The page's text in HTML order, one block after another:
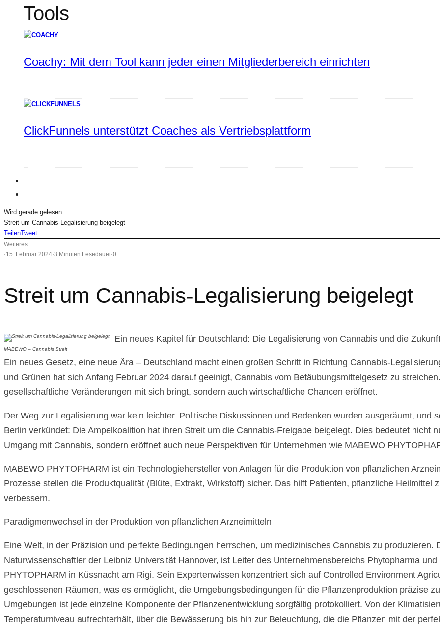
Tools
Coachy: Mit dem Tool kann jeder einen Mitgliederbereich einrichten
ClickFunnels unterstützt Coaches als Vertriebsplattform
Wird gerade gelesen
Streit um Cannabis-Legalisierung beigelegt
TeilenTweet
Weiteres
·15. Februar 2024·3 Minuten Lesedauer·0
Streit um Cannabis-Legalisierung beigelegt
MABEWO – Cannabis Streit
Ein neues Kapitel für Deutschland: Die Legalisierung von Cannabis und die
Ein neues Gesetz, eine neue Ära – Deutschland macht einen großen Schritt in Richtung Cannabis-
und Grünen hat sich Anfang Februar 2024 darauf geeinigt, Cannabis vom Betäubungsmittelgesetz zu
gesellschaftliche Veränderungen mit sich bringt, sondern auch wirtschaftliche Chancen eröffnet.
Der Weg zur Legalisierung war kein leichter. Politische Diskussionen und Bedenken wurden ausgeräumt, und
Berlin verkündet: Die Ampelkoalition hat ihren Streit um die Cannabis-Freigabe beigelegt. Dies bedeutet nicht
Umgang mit Cannabis, sondern eröffnet auch neue Perspektiven für Unternehmen wie MABEWO
MABEWO PHYTOPHARM ist ein Technologiehersteller von Anlagen für die Produktion von pflanzlichen
Prozesse stellen die Produktqualität (Blüte, Extrakt, Wirkstoff) sicher. Das hilft Patienten, pflanzliche Heilmittel
verbessern.
Paradigmenwechsel in der Produktion von pflanzlichen Arzneimitteln
Eine Welt, in der Präzision und perfekte Bedingungen herrschen, um medizinisches Cannabis zu produzieren.
Naturwissenschaftler der Leibniz Universität Hannover, ist Leiter des Unternehmensbereichs Phytopharma
PHYTOPHARM in Küssnacht am Rigi. Sein Expertenwissen konzentriert sich auf Controlled Environment
geschlossenen Räumen, was es ermöglicht, die Umgebungsbedingungen für die Pflanzenproduktion präzise
Umgebungen ist jede einzelne Komponente der Pflanzenentwicklung sorgfältig protokolliert. Von der
Temperaturniveau aufrechterhält, über die Bewässerung bis hin zur Beleuchtung, die die Pflanzen mit der